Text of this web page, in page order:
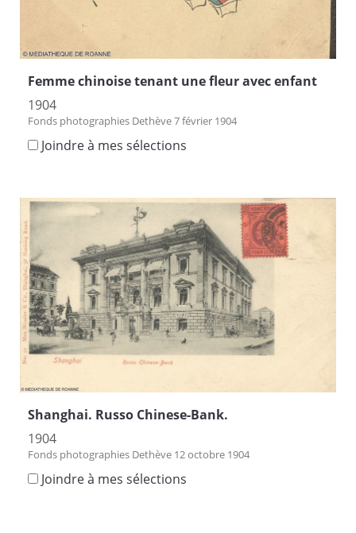
Femme chinoise tenant une fleur avec enfant
1904
Fonds photographies Dethève 7 février 1904
Joindre à mes sélections
Shanghai. Russo Chinese-Bank.
1904
Fonds photographies Dethève 12 octobre 1904
Joindre à mes sélections